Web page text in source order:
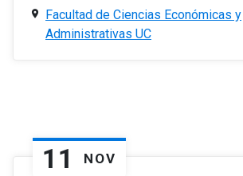
Facultad de Ciencias Económicas y
Administrativas UC
11 NOV